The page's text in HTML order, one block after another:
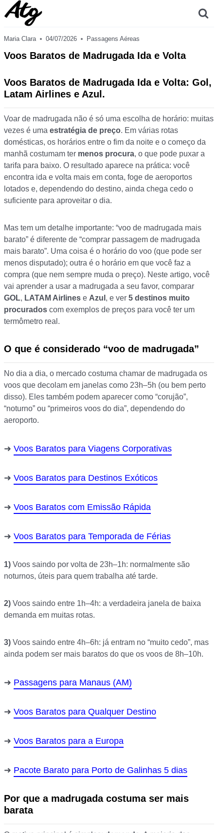
Skip
to
Maria Clara 04/07/2026 Passagens Aéreas
Voos Baratos de Madrugada Ida e Volta
Voos Baratos de Madrugada Ida e Volta: Gol,
Latam Airlines e Azul.
Voar de madrugada não é só uma escolha de horário: muitas
vezes é uma estratégia de preço. Em várias rotas
domésticas, os horários entre o fim da noite e o começo da
manhã costumam ter menos procura, o que pode puxar a
tarifa para baixo. O resultado aparece na prática: você
encontra ida e volta mais em conta, foge de aeroportos
lotados e, dependendo do destino, ainda chega cedo o
suficiente para aproveitar o dia.
Mas tem um detalhe importante: “voo de madrugada mais
barato” é diferente de “comprar passagem de madrugada
mais barato”. Uma coisa é o horário do voo (que pode ser
menos disputado); outra é o horário em que você faz a
compra (que nem sempre muda o preço). Neste artigo, você
vai aprender a usar a madrugada a seu favor, comparar
GOL, LATAM Airlines e Azul , e ver 5 destinos muito
procurados com exemplos de preços para você ter um
termômetro real.
O que é considerado “voo de madrugada”
No dia a dia, o mercado costuma chamar de madrugada os
voos que decolam em janelas como 23h–5h (ou bem perto
disso). Eles também podem aparecer como “corujão”,
“noturno” ou “primeiros voos do dia”, dependendo do
aeroporto.
Voos Baratos para Viagens Corporativas
Voos Baratos para Destinos Exóticos
Voos Baratos com Emissão Rápida
Voos Baratos para Temporada de Férias
1) Voos saindo por volta de 23h–1h: normalmente são
noturnos, úteis para quem trabalha até tarde.
2) Voos saindo entre 1h–4h: a verdadeira janela de baixa
demanda em muitas rotas.
3) Voos saindo entre 4h–6h: já entram no “muito cedo”, mas
ainda podem ser mais baratos do que os voos de 8h–10h.
Passagens para Manaus (AM)
Voos Baratos para Qualquer Destino
Voos Baratos para a Europa
Pacote Barato para Porto de Galinhas 5 dias
Por que a madrugada costuma ser mais
barata